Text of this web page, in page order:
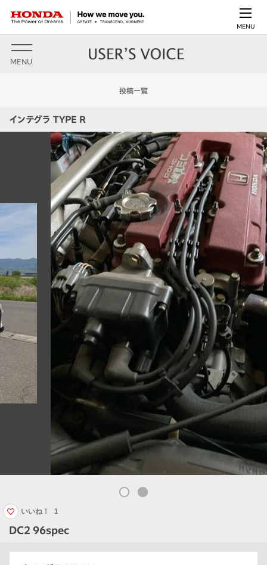
MENU
MENU
投稿一覧
インテグラ TYPE R
DC2 96spec
いいね！ 1